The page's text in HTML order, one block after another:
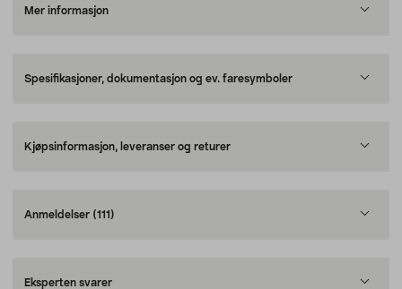
Mer informasjon
Spesifikasjoner, dokumentasjon og ev. faresymboler
Kjøpsinformasjon, leveranser og returer
Anmeldelser (111)
Eksperten svarer